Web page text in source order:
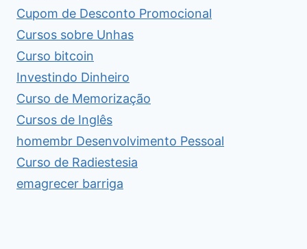
Cupom de Desconto Promocional
Cursos sobre Unhas
Curso bitcoin
Investindo Dinheiro
Curso de Memorização
Cursos de Inglês
homembr Desenvolvimento Pessoal
Curso de Radiestesia
emagrecer barriga